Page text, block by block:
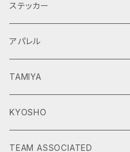
ステッカー
アパレル
TAMIYA
DT-02
DT-03
KYOSHO
Scorpion
TEAM ASSOCIATED